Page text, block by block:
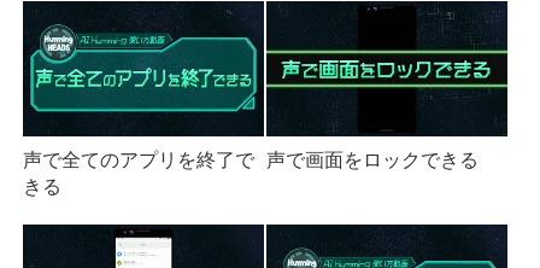
声で全てのアプリを終了で
きる
声で画面をロックできる